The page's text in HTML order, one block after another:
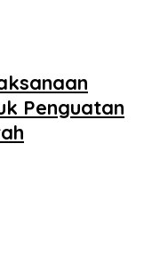
Penguatan